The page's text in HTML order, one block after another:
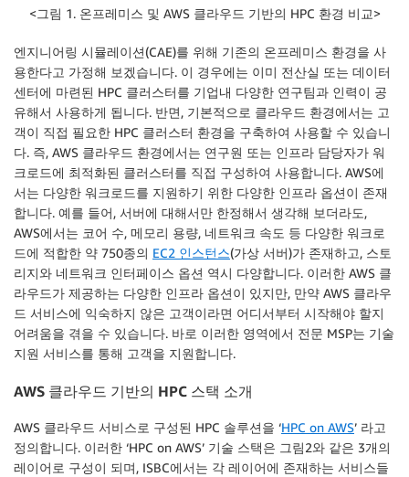
<그림 1. 온프레미스 및 AWS 클라우드 기반의 HPC 환경 비교>
엔지니어링 시뮬레이션(CAE)를 위해 기존의 온프레미스 환경을 사
용한다고 가정해 보겠습니다. 이 경우에는 이미 전산실 또는 데이터
센터에 마련된 HPC 클러스터를 기업내 다양한 연구팀과 인력이 공
유해서 사용하게 됩니다. 반면, 기본적으로 클라우드 환경에서는 고
객이 직접 필요한 HPC 클러스터 환경을 구축하여 사용할 수 있습니
다. 즉, AWS 클라우드 환경에서는 연구원 또는 인프라 담당자가 워
크로드에 최적화된 클러스터를 직접 구성하여 사용합니다. AWS에
서는 다양한 워크로드를 지원하기 위한 다양한 인프라 옵션이 존재
합니다. 예를 들어, 서버에 대해서만 한정해서 생각해 보더라도,
AWS에서는 코어 수, 메모리 용량, 네트워크 속도 등 다양한 워크로
드에 적합한 약 750종의 EC2 인스턴스(가상 서버)가 존재하고, 스토
리지와 네트워크 인터페이스 옵션 역시 다양합니다. 이러한 AWS 클
라우드가 제공하는 다양한 인프라 옵션이 있지만, 만약 AWS 클라우
드 서비스에 익숙하지 않은 고객이라면 어디서부터 시작해야 할지
어려움을 겪을 수 있습니다. 바로 이러한 영역에서 전문 MSP는 기술
지원 서비스를 통해 고객을 지원합니다.
AWS 클라우드 기반의 HPC 스택 소개
AWS 클라우드 서비스로 구성된 HPC 솔루션을 ‘HPC on AWS’ 라고
정의합니다. 이러한 ‘HPC on AWS’ 기술 스택은 그림2와 같은 3개의
레이어로 구성이 되며, ISBC에서는 각 레이어에 존재하는 서비스들